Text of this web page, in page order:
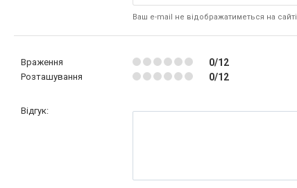
Ваш e-mail не відображатиметься на сайті
Враження 0/12
Розташування 0/12
Відгук: